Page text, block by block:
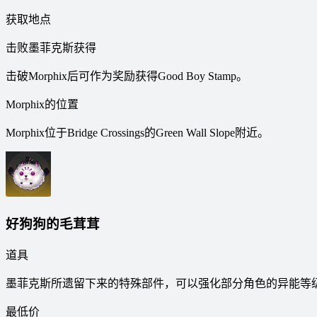
获取地点
击败墨菲克斯获得
击破Morphix后可作为奖励获得Good Boy Stamp。
Morphix的位置
Morphix位于Bridge Crossings的Green Wall Slope附近。
好狗狗的毛茸茸
道具
墨菲克斯所遗留下来的特殊部件，可以强化部分角色的异能等
最低价